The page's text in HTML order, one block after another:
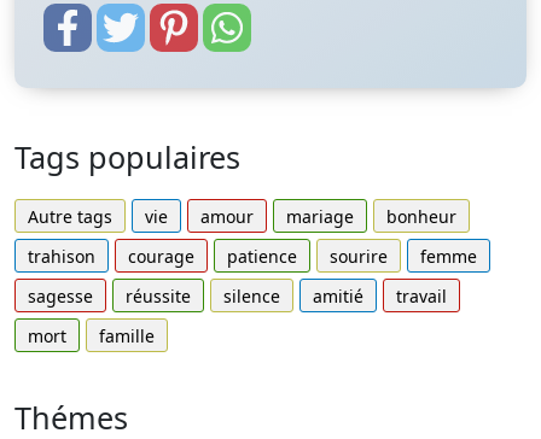
Tags populaires
Autre tags vie amour mariage
bonheur
trahison
courage patience sourire
femme
sagesse
réussite silence amitié
travail
mort
famille
Thémes